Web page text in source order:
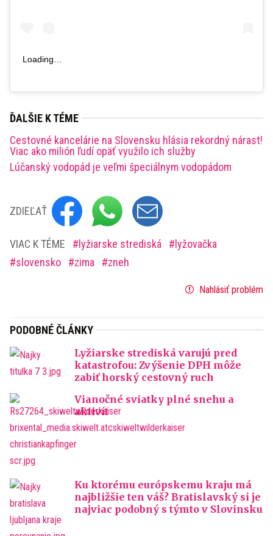
Loading…
ĎALŠIE K TÉME
Cestovné kancelárie na Slovensku hlásia rekordný nárast!
Viac ako milión ľudí opäť využilo ich služby
Lúčanský vodopád je veľmi špeciálnym vodopádom
ZDIEĽAŤ
VIAC K TÉME lyžiarske strediská
lyžovačka
slovensko
zima zneh
Nahlásiť problém
PODOBNÉ ČLÁNKY
Lyžiarske strediská varujú pred
katastrofou: Zvýšenie DPH môže
zabiť horský cestovný ruch
Vianočné sviatky plné snehu a
aktivít
Ku ktorému európskemu kraju má
najbližšie ten váš? Bratislavský si je
najviac podobný s týmto v Slovinsku